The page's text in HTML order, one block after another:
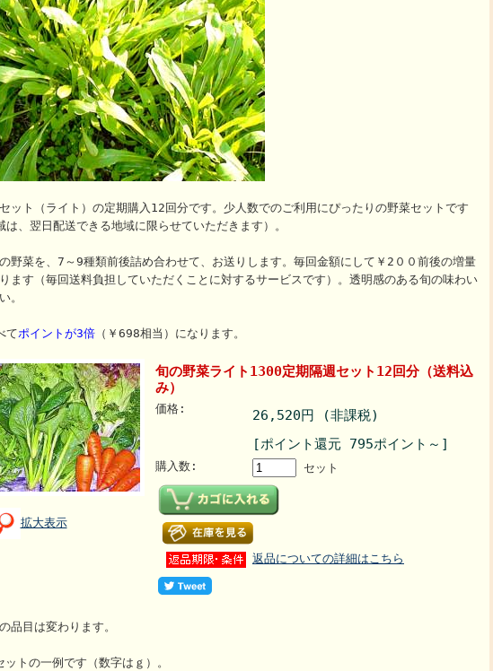
ット（ライト）の定期購入12回分です。少人数でのご利用にぴったりの野菜セットです
、翌日配送できる地域に限らせていただきます）。
野菜を、7～9種類前後詰め合わせて、お送りします。毎回金額にして￥2００前後の増量
ます（毎回送料負担していただくことに対するサービスです）。透明感のある旬の味わい
。
てポイントが3倍 （￥698相当）になります。
拡大表示
旬の野菜ライト1300定期隔週セット12回分（送料込
み）
価格:
26,520円 (非課税)
[ポイント還元 795ポイント～]
購入数: セット
返品についての詳細はこちら
品目は変わります。
の一例です（数字はｇ）。